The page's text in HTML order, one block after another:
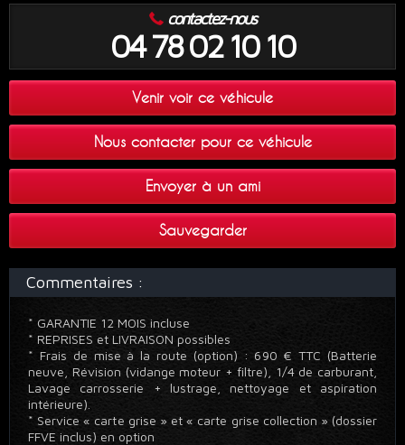
Venir voir ce véhicule
Nous contacter pour ce véhicule
Envoyer à un ami
Sauvegarder
contactez-nous
04 78 02 10 10
Commentaires :
* GARANTIE 12 MOIS incluse
* REPRISES et LIVRAISON possibles
* Frais de mise à la route (option) : 690 € TTC (Batterie
neuve, Révision (vidange moteur + filtre), 1/4 de carburant,
Lavage carrosserie + lustrage, nettoyage et aspiration
intérieure).
* Service « carte grise » et « carte grise collection » (dossier
FFVE inclus) en option